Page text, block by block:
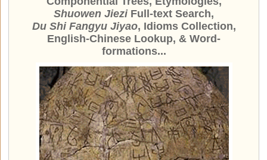
Shuowen JieziFull-text Search,
Du Shi Fangyu Jiyao, Idioms Collection,
English-Chinese Lookup, & Word-
formations...